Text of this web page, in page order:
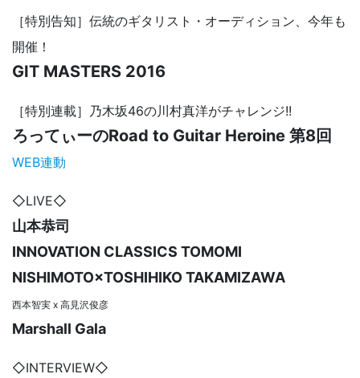
［特別告知］伝統のギタリスト・オーディション、今年も
開催！
GIT MASTERS 2016
［特別連載］乃木坂46の川村真洋がチャレンジ!!
ろってぃーのRoad to Guitar Heroine 第8回
WEB連動
◇LIVE◇
山本恭司
INNOVATION CLASSICS TOMOMI
NISHIMOTO×TOSHIHIKO TAKAMIZAWA
西本智実 x 高見沢俊彦
Marshall Gala
◇INTERVIEW◇